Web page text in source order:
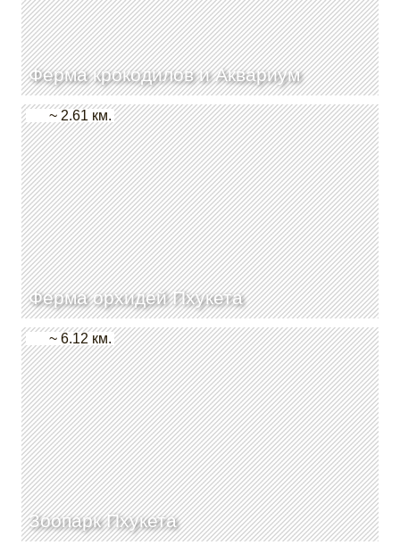
Ферма крокодилов и Аквариум
Ферма орхидей Пхукета
~ 2.61 км.
Зоопарк Пхукета
~ 6.12 км.